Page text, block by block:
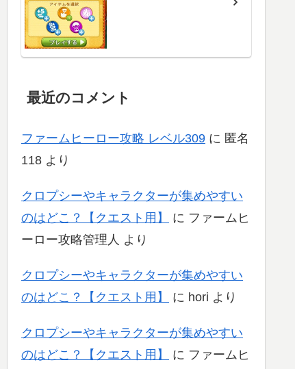
最近のコメント
ファームヒーロー攻略 レベル309 に 匿名
118 より
クロプシーやキャラクターが集めやすい
のはどこ？【クエスト用】
に ファームヒ
ーロー攻略管理人 より
クロプシーやキャラクターが集めやすい
のはどこ？【クエスト用】
に hori より
クロプシーやキャラクターが集めやすい
のはどこ？【クエスト用】
に ファームヒ